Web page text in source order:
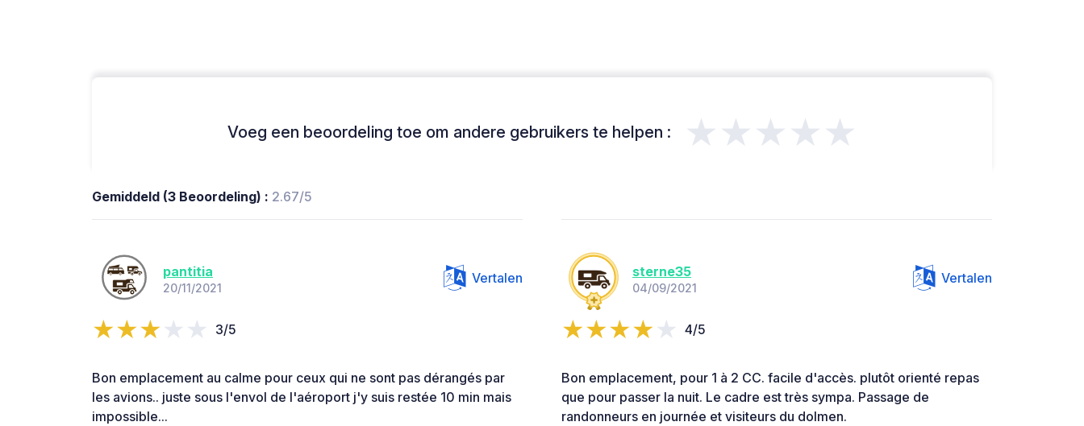
Voeg een beoordeling toe om andere gebruikers te helpen : ★★★★★
Gemiddeld (3 Beoordeling) : 2.67/5
pantitia
20/11/2021
Vertalen
3/5
Bon emplacement au calme pour ceux qui ne sont pas dérangés par
les avions.. juste sous l'envol de l'aéroport j'y suis restée 10 min mais
impossible...
sterne35
04/09/2021
Vertalen
4/5
Bon emplacement, pour 1 à 2 CC. facile d'accès. plutôt orienté repas
que pour passer la nuit. Le cadre est très sympa. Passage de
randonneurs en journée et visiteurs du dolmen.